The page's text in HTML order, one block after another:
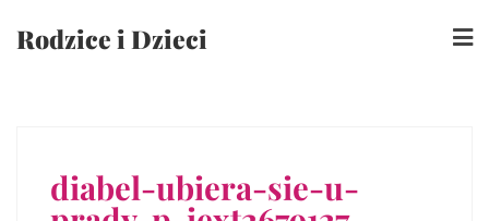
Rodzice i Dzieci
diabel-ubiera-sie-u-